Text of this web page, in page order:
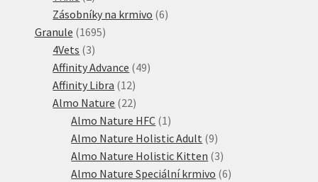
produkty
Zásobníky na krmivo 66
Granule 16951695
4Vets 33
produkty
Affinity Advance 4949
Affinity Libra 1212
produktů
Almo Nature 2222
produktů
Almo Nature HFC 1 1
produkt
Almo Nature Holistic Adult 99
produktů
Almo Nature Holistic Kitten 33
produkty
Almo Nature Speciální krmivo 66